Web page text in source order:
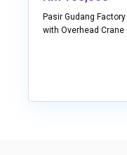
Pasir Gudang
with Overhead Crane